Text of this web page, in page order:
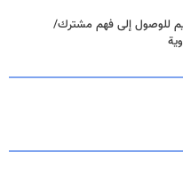
للوصول إلى فهم مشترك/